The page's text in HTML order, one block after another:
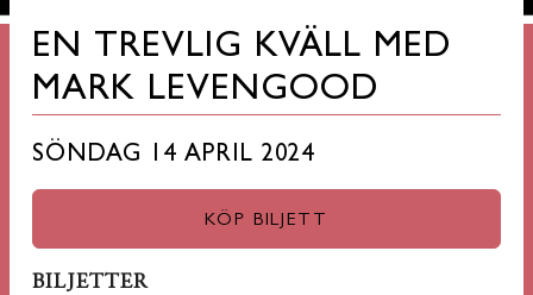
EN TREVLIG KVÄLL MED
MARK LEVENGOOD
SÖNDAG 14 APRIL 2024
KÖP BILJETT
BILJETTER